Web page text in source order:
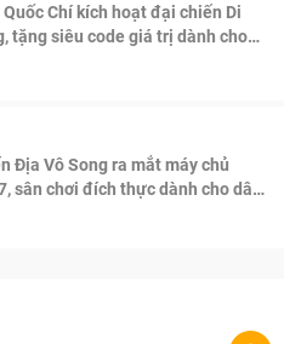
Quốc Chí kích hoạt đại chiến Di
tặng siêu code giá trị dành cho
Địa Vô Song ra mắt máy chủ
sân chơi đích thực dành cho dân